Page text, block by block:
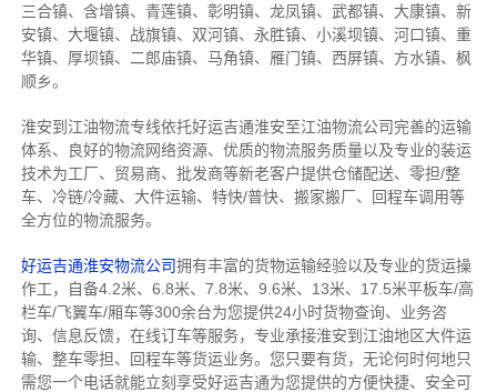
三合镇、含增镇、青莲镇、彰明镇、龙凤镇、武都镇、大康镇、新
安镇、大堰镇、战旗镇、双河镇、永胜镇、小溪坝镇、河口镇、重
华镇、厚坝镇、二郎庙镇、马角镇、雁门镇、西屏镇、方水镇、枫
顺乡。
淮安到江油物流专线依托好运吉通淮安至江油物流公司完善的运输
体系、良好的物流网络资源、优质的物流服务质量以及专业的装运
技术为工厂、贸易商、批发商等新老客户提供仓储配送、零担/整
车、冷链/冷藏、大件运输、特快/普快、搬家搬厂、回程车调用等
全方位的物流服务。
好运吉通淮安物流公司拥有丰富的货物运输经验以及专业的货运操
作工，自备4.2米、6.8米、7.8米、9.6米、13米、17.5米平板车/高
栏车/飞翼车/厢车等300余台为您提供24小时货物查询、业务咨
询、信息反馈，在线订车等服务， 专业承接淮安到江油地区大件运
输、整车零担、回程车等货运业务。 您只要有货，无论何时何地只
需您一个电话就能立刻享受好运吉通为您提供的方便快捷、安全可